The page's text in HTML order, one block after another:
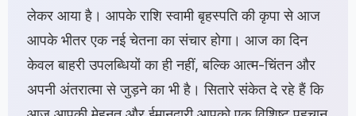
लेकर आया है। आपके राशि स्वामी बृहस्पति की कृपा से आज
आपके भीतर एक नई चेतना का संचार होगा। आज का दिन
केवल बाहरी उपलब्धियों का ही नहीं, बल्कि आत्म-चिंतन और
अपनी अंतरात्मा से जुड़ने का भी है। सितारे संकेत दे रहे हैं कि